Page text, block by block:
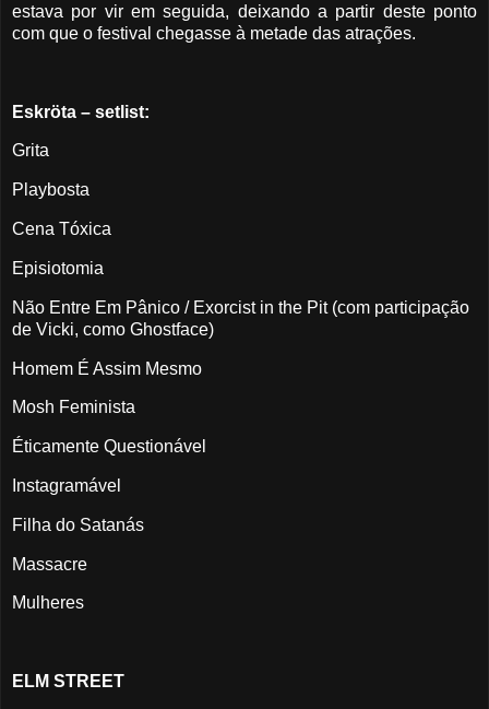
estava por vir em seguida, deixando a partir deste ponto
com que o festival chegasse à metade das atrações.
Eskröta – setlist:
Grita
Playbosta
Cena Tóxica
Episiotomia
Não Entre Em Pânico / Exorcist in the Pit (com participação
de Vicki, como Ghostface)
Homem É Assim Mesmo
Mosh Feminista
Éticamente Questionável
Instagramável
Filha do Satanás
Massacre
Mulheres
ELM STREET